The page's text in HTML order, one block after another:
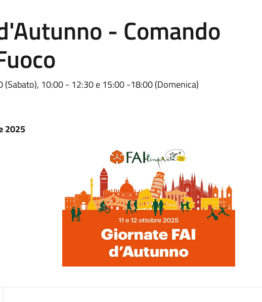
- Comando
10:00 - 12:30 e 15:00 -18:00 (Domenica)
2025